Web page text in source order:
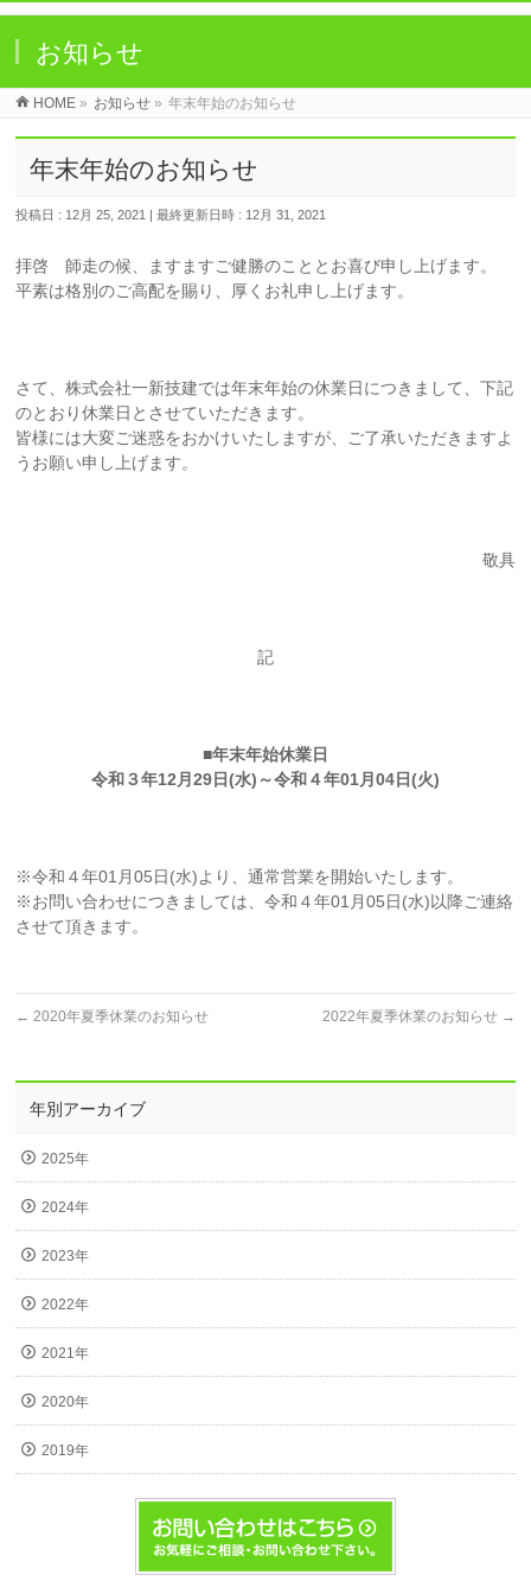
お知らせ
HOME » お知らせ » 年末年始のお知らせ
年末年始のお知らせ
投稿日 : 12月 25, 2021 最終更新日時 : 12月 31, 2021
拝啓 師走の候、ますますご健勝のこととお喜び申し上げます。
平素は格別のご高配を賜り、厚くお礼申し上げます。
さて、株式会社一新技建では年末年始の休業日につきまして、下記
のとおり休業日とさせていただきます。
皆様には大変ご迷惑をおかけいたしますが、ご了承いただきますよ
うお願い申し上げます。
敬具
記
■年末年始休業日
令和３年12月29日(水)～令和４年01月04日(火)
※令和４年01月05日(水)より、通常営業を開始いたします。
※お問い合わせにつきましては、令和４年01月05日(水)以降ご連絡
させて頂きます。
← 2020年夏季休業のお知らせ 2022年夏季休業のお知らせ →
年別アーカイブ
2025年
2024年
2023年
2022年
2021年
2020年
2019年